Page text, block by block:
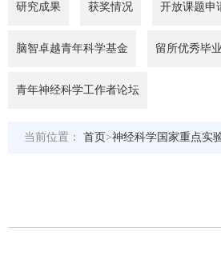
研究成果 获奖情况 开放课题申
脑智卓越青年科学基金 留所优秀毕
青年神经科学工作者论坛
当前位置： 首页>神经科学国家重点实